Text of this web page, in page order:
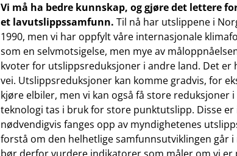
Vi må ha bedre kunnskap, og gjøre det lettere
et lavutslippssamfunn. Til nå har utslippene i
1990, men vi har oppfylt våre internasjonale
som en selvmotsigelse, men mye av
kvoter for utslippsreduksjoner i andre land. Det er
vei. Utslippsreduksjoner kan komme gradvis, for
kjøre elbiler, men vi kan også få store reduksjoner
teknologi tas i bruk for store punktutslipp. Disse
nødvendigvis fanges opp av myndighetenes
forstå om den helhetlige samfunnsutviklingen går